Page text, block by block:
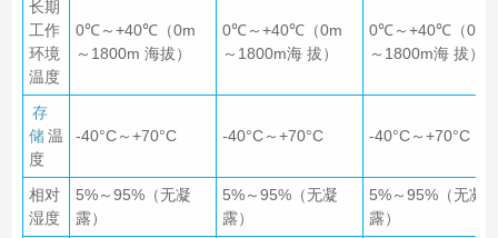
长期
工作
环境
温度
0℃～+40℃（0m
～1800m 海拔）
0℃～+40℃（0m
～1800m海 拔）
0℃～+40℃（0m
～1800m海 拔）
存
储 温
度
-40°C～+70°C -40°C～+70°C -40°C～+70°C
相对
湿度
5%～95%（无凝
露）
5%～95%（无凝
露）
5%～95%（无凝
露）